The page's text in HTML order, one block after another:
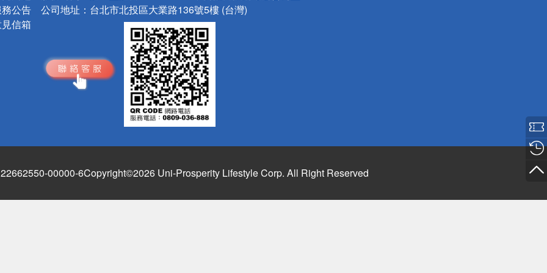
公告
信箱
公司地址： 台北市北投區大業路136號5樓 (台灣)
00000-6Copyright©2026 Uni-Prosperity Lifestyle Corp. All Right Reserved